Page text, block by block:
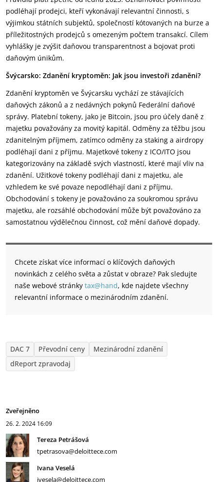
podléhají prodejci, kteří vykonávají relevantní činnosti, s
výjimkou státních subjektů, společností kótovaných na burze a
příležitostných prodejců s omezeným počtem transakcí. Cílem
vyhlášky je zvýšit daňovou transparentnost a bojovat proti
daňovým únikům.
Švýcarsko: Zdanění kryptoměn: Jak jsou investoři zdaněni?
Zdanění kryptoměn ve Švýcarsku vychází ze stávajících
daňových zákonů a z nedávných pokynů Federální daňové
správy. Platební tokeny, jako je Bitcoin, jsou pro účely daně z
majetku považovány za movitý kapitál. Odměny za těžbu jsou
zdanitelným příjmem, zatímco odměny za staking a airdropy
podléhají dani z příjmu. Majetkové tokeny z ICO/ITO jsou
kategorizovány na základě svých vlastností, které mají vliv na
zdanění. Užitkové tokeny podléhají dani z majetku, ale
vzhledem ke své povaze nepodléhají dani z příjmu.
Obchodování s tokeny je považováno za soukromou správu
majetku, ale rozsáhlé obchodování může být považováno za
samostatnou výdělečnou činnost, což mění daňové dopady.
Chcete získat více informací o klíčových daňových
novinkách z celého světa a zůstat v obraze? Pak sledujte
naše webové stránky tax@hand, kde najdete všechny
relevantní informace o mezinárodním zdanění.
DAC 7 Převodní ceny
Mezinárodní zdanění
dReport zpravodaj
Zveřejněno
26. 2. 2024 16:09
Tereza Petrášová
tpetrasova@deloittece.com
Ivana Veselá
ivesela@deloittece.com